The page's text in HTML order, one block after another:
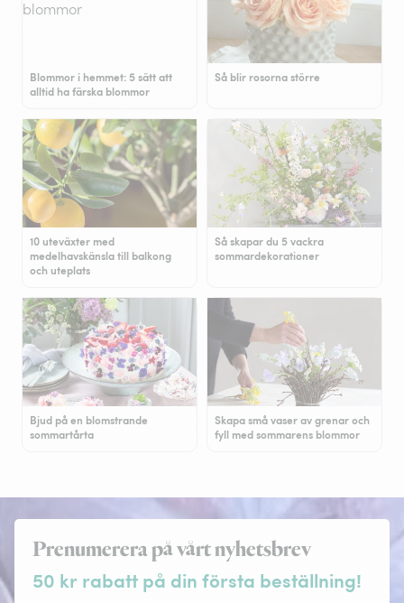
Blommor i hemmet: 5 sätt att
alltid ha färska blommor
Så blir rosorna större
10 uteväxter med
medelhavskänsla till balkong
och uteplats
Så skapar du 5 vackra
sommardekorationer
Bjud på en blomstrande
sommartårta
Skapa små vaser av grenar och
fyll med sommarens blommor
Prenumerera på vårt nyhetsbrev
50 kr rabatt på din första beställning!